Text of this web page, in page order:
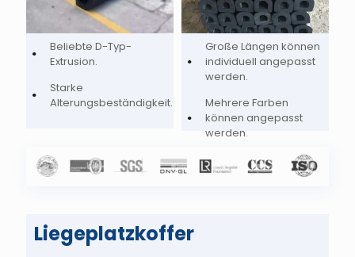
Beliebte D-Typ-
Extrusion.
Starke
Alterungsbeständigkeit.
Große Längen können
individuell angepasst
werden.
Mehrere Farben
können angepasst
werden.
Liegeplatzkoffer